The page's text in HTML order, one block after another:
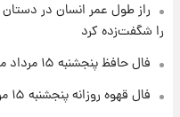
را شگفت‌زده کرد
فال حافظ پنجشنبه ۱۵ مرداد ماه ۱۴۰۵
فال قهوه روزانه پنجشنبه ۱۵ مرداد ماه ۱۴۰۵